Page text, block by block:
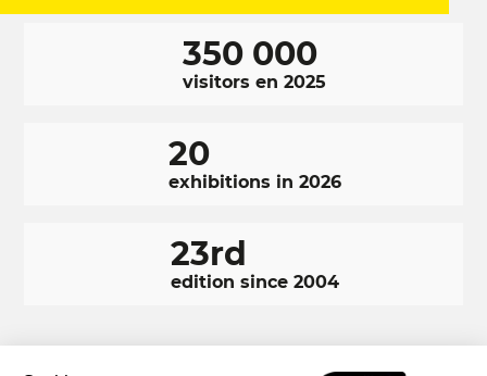
350 000
visitors en 2025
20
exhibitions in 2026
23rd
edition since 2004